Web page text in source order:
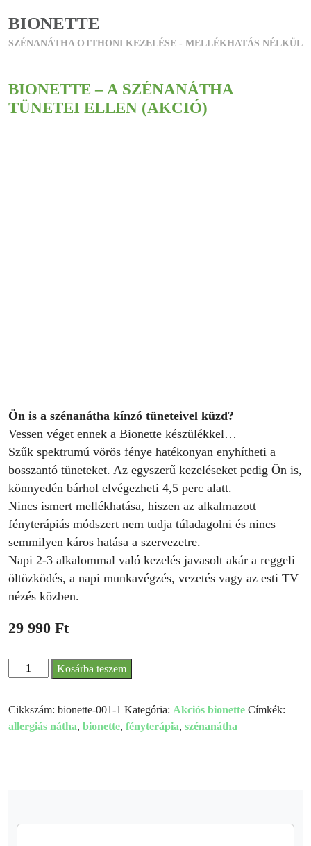
BIONETTE
SZÉNANÁTHA OTTHONI KEZELÉSE - MELLÉKHATÁS NÉLKÜL
BIONETTE – A SZÉNANÁTHA
TÜNETEI ELLEN (AKCIÓ)
Ön is a szénanátha kínzó tüneteivel küzd?
Vessen véget ennek a Bionette készülékkel…
Szűk spektrumú vörös fénye hatékonyan enyhítheti a
bosszantó tüneteket. Az egyszerű kezeléseket pedig Ön is,
könnyedén bárhol elvégezheti 4,5 perc alatt.
Nincs ismert mellékhatása, hiszen az alkalmazott
fényterápiás módszert nem tudja túladagolni és nincs
semmilyen káros hatása a szervezetre.
Napi 2-3 alkalommal való kezelés javasolt akár a reggeli
öltözködés, a napi munkavégzés, vezetés vagy az esti TV
nézés közben.
29 990 Ft
Bionette
a
szénanátha
Kosárba teszem
Cikkszám: bionette-001-1 Kategória: Akciós bionette Címkék:
allergiás nátha, bionette, fényterápia, szénanátha